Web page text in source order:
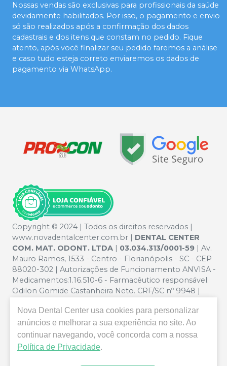
Nossas vendas são exclusivas para profissionais da saúde
devidamente habilitados. Por isso, o pagamento e envio
só são realizados após a confirmação dos dados
cadastrais e dos itens que constam no pedido. Fique
atento, após você finalizar seu pedido faremos a análise
e caso tudo esteja correto enviaremos os dados de
pagamento via WhatsApp.
Copyright © 2024 | Todos os direitos reservados |
www.novadentalcenter.com.br | DENTAL CENTER
COM. MAT. ODONT. LTDA | 03.034.313/0001-59 | Av.
Mauro Ramos, 1533 - Centro - Florianópolis - SC - CEP
88020-302 | Autorizações de Funcionamento ANVISA -
Medicamentos:1.16.510-6 - Farmacêutico responsável:
Odilon Gomide Castanheira Neto. CRF/SC nº 9948 |
ilustrativas - Os preços e condições da loja virtual estão
sujeitos a alterações. Em caso de divergência de preços
no site, o valor válido é o do Carrinho de Compra. Não
vendemos por atacado, por isso nos reservamos o
Nova Dental Center usa cookies para personalizar
anúncios e melhorar a sua experiência no site. Ao
continuar navegando, você concorda com a nossa
Política de Privacidade.